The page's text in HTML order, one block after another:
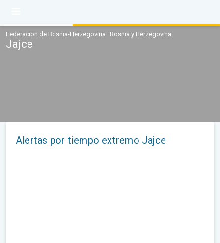
Federacion de Bosnia-Herzegovina · Bosnia y Herzegovina
Jajce
Alertas por tiempo extremo Jajce